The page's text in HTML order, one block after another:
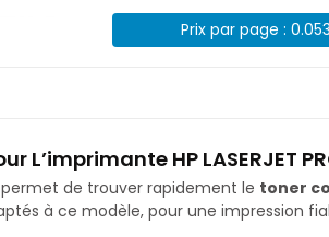
Prix par page :
L’imprimante HP LASERJET
de trouver rapidement le toner
à ce modèle, pour une impression